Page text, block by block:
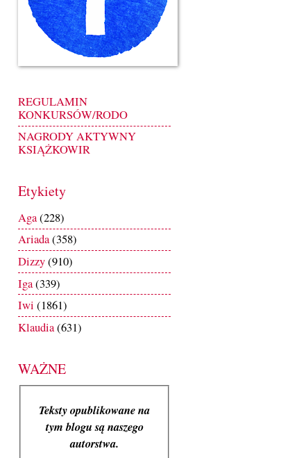
REGULAMIN
KONKURSÓW/RODO
NAGRODY AKTYWNY
KSIĄŻKOWIR
Etykiety
Aga(228)
Ariada(358)
Dizzy(910)
Iga(339)
Iwi (1861)
Klaudia(631)
WAŻNE
Teksty opublikowane na
tym blogu są naszego
autorstwa.